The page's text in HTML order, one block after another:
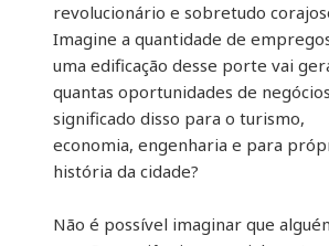
revolucionário e sobretudo
Imagine a quantidade de
uma edificação desse porte vai
quantas oportunidades de
significado disso para o turismo,
economia, engenharia e para
história da cidade?
Não é possível imaginar que